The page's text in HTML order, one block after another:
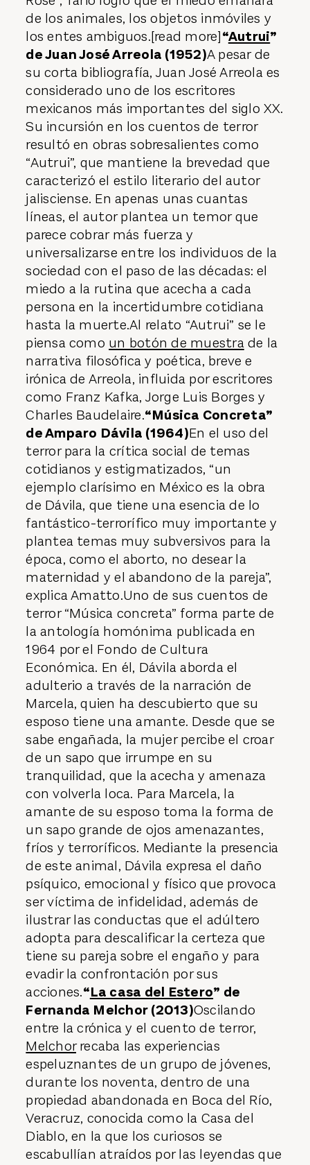
de los animales, los objetos inmóviles y
los entes ambiguos.[read more]“Autrui”
de Juan José Arreola (1952)A pesar de
su corta bibliografía, Juan José Arreola es
considerado uno de los escritores
mexicanos más importantes del siglo XX.
Su incursión en los cuentos de terror
resultó en obras sobresalientes como
“Autrui”, que mantiene la brevedad que
caracterizó el estilo literario del autor
jalisciense. En apenas unas cuantas
líneas, el autor plantea un temor que
parece cobrar más fuerza y
universalizarse entre los individuos de la
sociedad con el paso de las décadas: el
miedo a la rutina que acecha a cada
persona en la incertidumbre cotidiana
hasta la muerte.Al relato “Autrui” se le
piensa como un botón de muestrade la
narrativa filosófica y poética, breve e
irónica de Arreola, influida por escritores
como Franz Kafka, Jorge Luis Borges y
Charles Baudelaire.“Música Concreta”
de Amparo Dávila (1964)En el uso del
terror para la crítica social de temas
cotidianos y estigmatizados, “un
ejemplo clarísimo en México es la obra
de Dávila, que tiene una esencia de lo
fantástico-terrorífico muy importante y
plantea temas muy subversivos para la
época, como el aborto, no desear la
maternidad y el abandono de la pareja”,
explica Amatto.Uno de sus cuentos de
terror “Música concreta” forma parte de
la antología homónima publicada en
1964 por el Fondo de Cultura
Económica. En él, Dávila aborda el
adulterio a través de la narración de
Marcela, quien ha descubierto que su
esposo tiene una amante. Desde que se
sabe engañada, la mujer percibe el croar
de un sapo que irrumpe en su
tranquilidad, que la acecha y amenaza
con volverla loca. Para Marcela, la
amante de su esposo toma la forma de
un sapo grande de ojos amenazantes,
fríos y terroríficos. Mediante la presencia
de este animal, Dávila expresa el daño
psíquico, emocional y físico que provoca
ser víctima de infidelidad, además de
ilustrar las conductas que el adúltero
adopta para descalificar la certeza que
tiene su pareja sobre el engaño y para
evadir la confrontación por sus
acciones.“La casa del Estero” de
Fernanda Melchor (2013)Oscilando
entre la crónica y el cuento de terror,
Melchorrecaba las experiencias
espeluznantes de un grupo de jóvenes,
durante los noventa, dentro de una
propiedad abandonada en Boca del Río,
Veracruz, conocida como la Casa del
Diablo, en la que los curiosos se
escabullían atraídos por las leyendas que